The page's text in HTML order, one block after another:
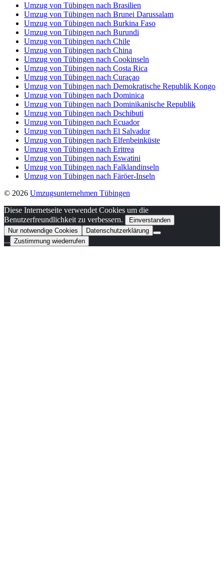
Umzug von Tübingen nach Brasilien
Umzug von Tübingen nach Brunei Darussalam
Umzug von Tübingen nach Burkina Faso
Umzug von Tübingen nach Burundi
Umzug von Tübingen nach Chile
Umzug von Tübingen nach China
Umzug von Tübingen nach Cookinseln
Umzug von Tübingen nach Costa Rica
Umzug von Tübingen nach Curaçao
Umzug von Tübingen nach Demokratische Republik Kongo
Umzug von Tübingen nach Dominica
Umzug von Tübingen nach Dominikanische Republik
Umzug von Tübingen nach Dschibuti
Umzug von Tübingen nach Ecuador
Umzug von Tübingen nach El Salvador
Umzug von Tübingen nach Elfenbeinküste
Umzug von Tübingen nach Eritrea
Umzug von Tübingen nach Eswatini
Umzug von Tübingen nach Falklandinseln
Umzug von Tübingen nach Färöer-Inseln
© 2026 Umzugsunternehmen Tübingen
Diese Internetseite verwendet Cookies um die
Benutzerfreundlichkeit zu verbessern.
Einverstanden
Nur notwendige Cookies
Datenschutzerklärung
... Zustimmung wiederrufen